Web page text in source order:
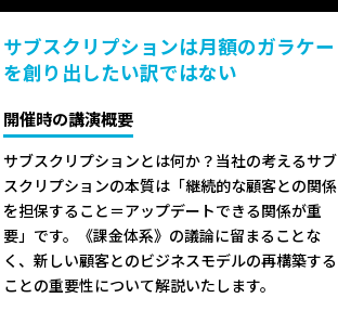
サブスクリプションは月額のガラケー
を創り出したい訳ではない
開催時の講演概要
サブスクリプションとは何か？当社の考えるサブ
スクリプションの本質は「継続的な顧客との関係
を担保すること＝アップデートできる関係が重
要」です。《課金体系》の議論に留まることな
く、新しい顧客とのビジネスモデルの再構築する
ことの重要性について解説いたします。